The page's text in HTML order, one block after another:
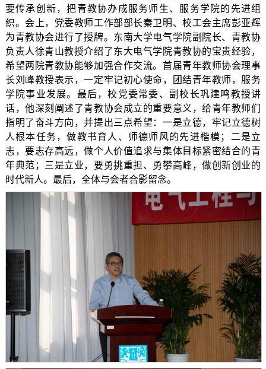
要传承创新，把青教协办成服务师生、服务学院的先进组
织。会上，党委教师工作部部长秦卫明、校工会主席彭亚辉
为青教协会进行了授牌。东南大学电气学院副院长、青教协
负责人徐青山教授介绍了东大电气学院青教协的宝贵经验，
希望两院青教协能够加强合作交流。首届青年教师协会理事
长刘峰教授表示，一定牢记初心使命，团结青年教师，服务
学院事业发展。最后，校党委常委、副校长巩建鸣教授讲
话，他深刻阐述了青教协会成立的重要意义，给青年教师们
指明了奋斗方向，并提出三点希望：一是立德，牢记立德树
人根本任务，做教书育人、师德师风的先进楷模；二是立
志，要志存高远，做个人价值追求与集体目标紧密结合的青
年典范；三是立业，要勇挑重担、勇攀高峰，做创新创业的
时代新人。最后，全体与会者合影留念。